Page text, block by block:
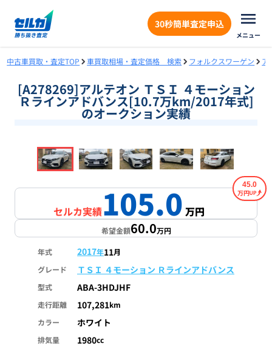
30秒簡単査定申込
メニュー
中古車買取・査定TOP 車買取相場・査定価格 検索 フォルクスワーゲン ア
[A278269]アルテオン ＴＳＩ ４モーション
Ｒラインアドバンス[10.7万km/2017年式]
のオークション実績
1/18
セルカ実績105.0万円
45.0
万円
希望金額60.0万円
年式 2017年11月
グレード
ＴＳＩ ４モーション Ｒラインアドバンス
型式 ABA-3HDJHF
走行距離 107,281km
カラー
ホワイト
排気量 1980cc